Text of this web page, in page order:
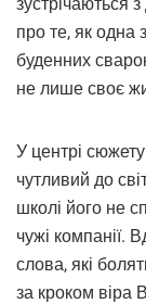
про те, як одна
буденних
не лише своє
У центрі
чутливий до
школі його не
чужі компанії.
слова, які
за кроком віра